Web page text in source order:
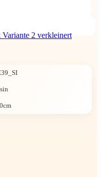
2 verkleinert